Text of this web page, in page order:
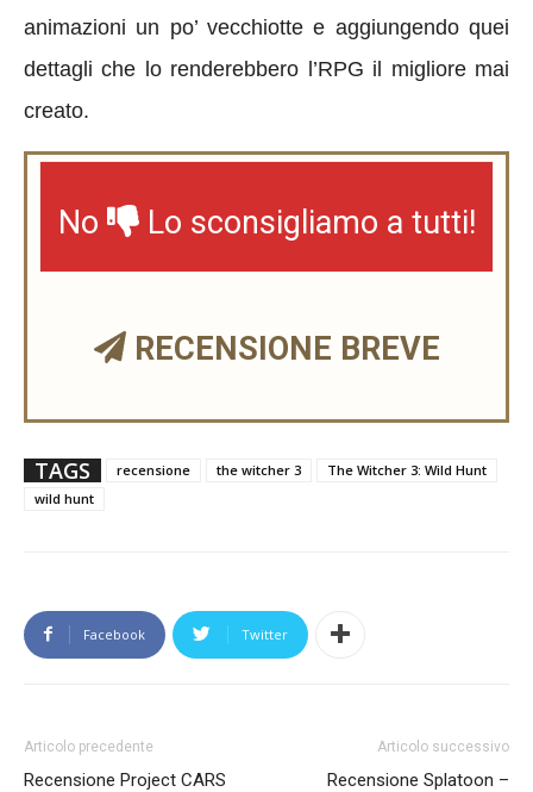
animazioni un po’ vecchiotte e aggiungendo quei
dettagli che lo renderebbero l’RPG il migliore mai
creato.
No Lo sconsigliamo a tutti!
RECENSIONE BREVE
TAGS recensione the witcher 3
The Witcher 3: Wild Hunt
wild hunt
Facebook Twitter
Articolo precedente
Recensione Project CARS
Articolo successivo
Recensione Splatoon –